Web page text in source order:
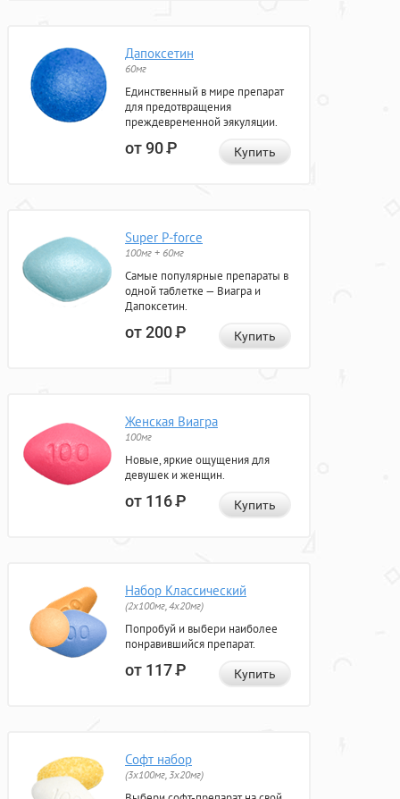
Дапоксетин
60мг
Единственный в мире препарат
для предотвращения
преждевременной эякуляции.
от 90Р Купить
Super P-force
100мг + 60мг
Самые популярные препараты в
одной таблетке — Виагра и
Дапоксетин.
от 200Р Купить
Женская Виагра
100мг
Новые, яркие ощущения для
девушек и женщин.
от 116Р Купить
Набор Классический
(2x100мг, 4x20мг)
Попробуй и выбери наиболее
понравившийся препарат.
от 117Р Купить
Софт набор
(3x100мг, 3x20мг)